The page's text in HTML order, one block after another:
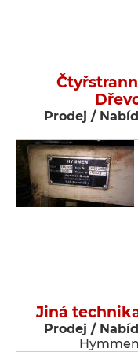
Prodej /
Jiná
Prodej /